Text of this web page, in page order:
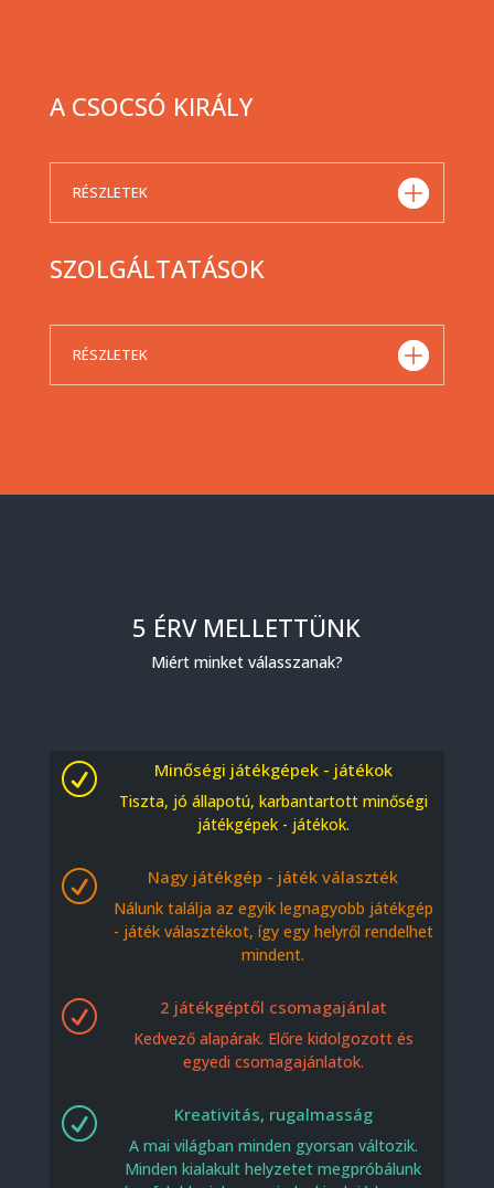
A CSOCSÓ KIRÁLY
RÉSZLETEK
SZOLGÁLTATÁSOK
RÉSZLETEK
5 ÉRV MELLETTÜNK
Miért minket válasszanak?
R Minőségi játékgépek - játékok
Tiszta, jó állapotú, karbantartott minőségi
játékgépek - játékok.
R Nagy játékgép - játék választék
Nálunk találja az egyik legnagyobb játékgép
- játék választékot, így egy helyről rendelhet
mindent.
R 2 játékgéptől csomagajánlat
Kedvező alapárak. Előre kidolgozott és
egyedi csomagajánlatok.
R Kreativitás, rugalmasság
A mai világban minden gyorsan változik.
Minden kialakult helyzetet megpróbálunk